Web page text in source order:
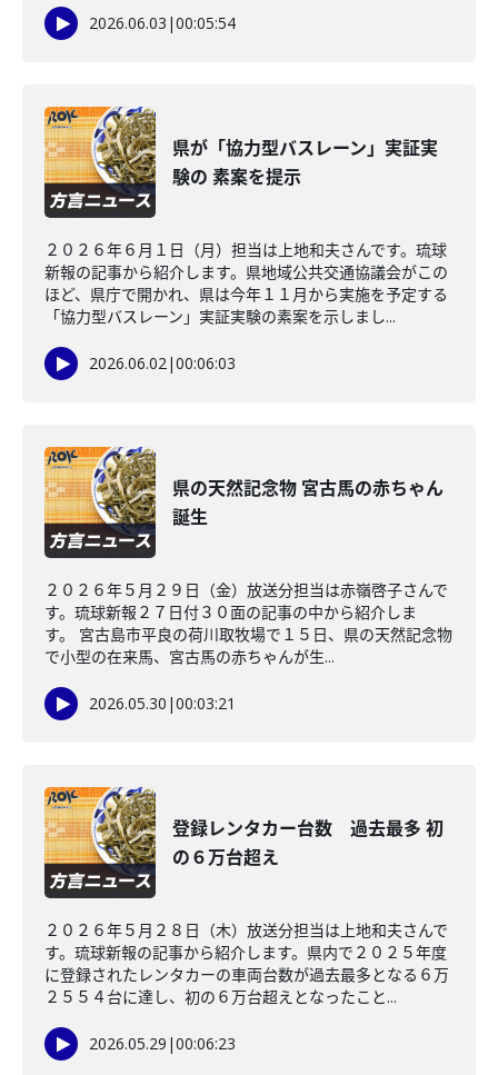
2026.06.03 |00:05:54
県が「協力型バスレーン」実証実
験の 素案を提示
２０２６年６月１日（月）担当は上地和夫さんです。琉球
新報の記事から紹介します。県地域公共交通協議会がこの
ほど、県庁で開かれ、県は今年１１月から実施を予定する
「協力型バスレーン」実証実験の素案を示しまし...
2026.06.02|00:06:03
県の天然記念物 宮古馬の赤ちゃん
誕生
２０２６年５月２９日（金）放送分担当は赤嶺啓子さんで
す。琉球新報２７日付３０面の記事の中から紹介しま
す。 宮古島市平良の荷川取牧場で１５日、県の天然記念物
で小型の在来馬、宮古馬の赤ちゃんが生...
2026.05.30 |00:03:21
登録レンタカー台数 過去最多 初
の６万台超え
２０２６年５月２８日（木）放送分担当は上地和夫さんで
す。琉球新報の記事から紹介します。県内で２０２５年度
に登録されたレンタカーの車両台数が過去最多となる６万
２５５４台に達し、初の６万台超えとなったこと...
2026.05.29 |00:06:23